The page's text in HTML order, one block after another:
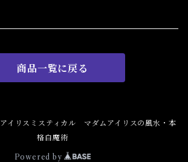
Powder
ッシュ Bath&Floor Wash
Herb
商品一覧に戻る
リスミスティカル マダムアイリスの風水・本
格白魔術
Powered by